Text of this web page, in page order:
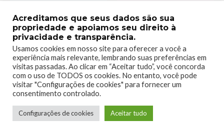
Telmo Camargo
Editor Chefe
Acreditamos que seus dados são sua
propriedade e apoiamos seu direito à
privacidade e transparência.
Usamos cookies em nosso site para oferecer a você a
experiência mais relevante, lembrando suas preferências em
visitas passadas. Ao clicar em “Aceitar tudo”, você concorda
com o uso de TODOS os cookies. No entanto, você pode
visitar "Configurações de cookies" para fornecer um
consentimento controlado.
Configurações de cookies Aceitar tudo